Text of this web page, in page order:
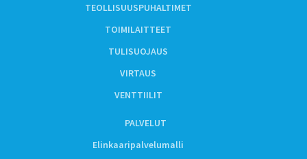
TEOLLISUUSPUHALTIMET
TOIMILAITTEET
TULISUOJAUS
VIRTAUS
VENTTIILIT
PALVELUT
Elinkaaripalvelumalli